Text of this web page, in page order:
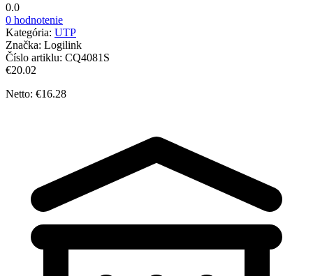
0.0
0 hodnotenie
Kategória: UTP
Značka: Logilink
Číslo artiklu: CQ4081S
€20.02
Netto: €16.28